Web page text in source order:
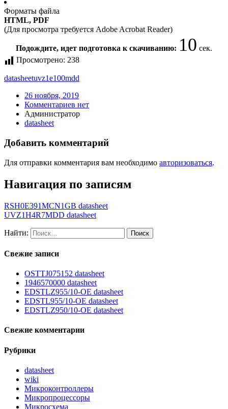
Форматы файла
HTML, PDF
(Для просмотра требуется Adobe Acrobat Reader)
Подождите, идет подготовка к скачиванию: 10 сек.
Просмотрено: 238
datasheetuvz1e100mdd
26 ноября, 2019
Комментариев нет
Администратор
datasheet
Добавить комментарий
Для отправки комментария вам необходимо авторизоваться.
Навигация по записям
RSH0E391MCN1GB datasheet
UVZ1H4R7MDD datasheet
Найти:
Свежие записи
OSTTJ075152 datasheet
1946570000 datasheet
EDSTLZ955/10-OE datasheet
EDSTL955/10-OE datasheet
EDSTLZ950/10-OE datasheet
Свежие комментарии
Рубрики
datasheet
wiki
Микроконтроллеры
Микропроцессоры
Микросхема